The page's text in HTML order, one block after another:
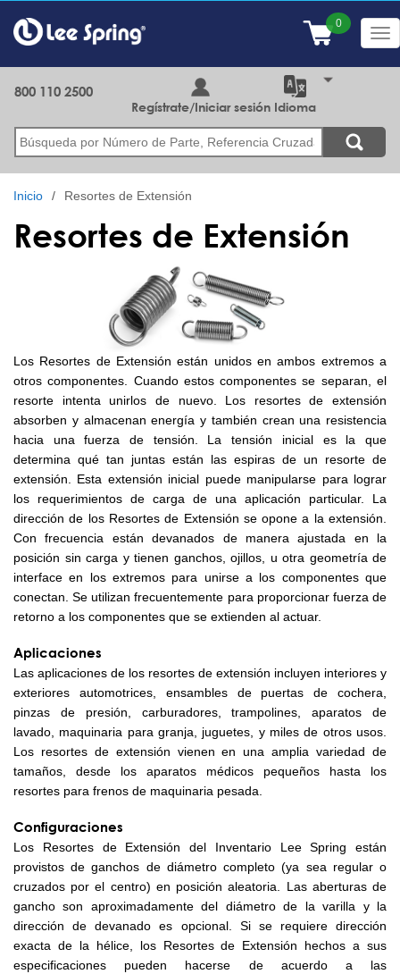
contenido
principal
Buscar
800 110 2500
Regístrate/Iniciar sesiónIdioma
Inicio Resortes de Extensión
Resortes de Extensión
Los Resortes de Extensión están unidos en ambos extremos a
otros componentes. Cuando estos componentes se separan, el
resorte intenta unirlos de nuevo. Los resortes de extensión
absorben y almacenan energía y también crean una resistencia
hacia una fuerza de tensión. La tensión inicial es la que
determina qué tan juntas están las espiras de un resorte de
extensión. Esta extensión inicial puede manipularse para lograr
los requerimientos de carga de una aplicación particular. La
dirección de los Resortes de Extensión se opone a la extensión.
Con frecuencia están devanados de manera ajustada en la
posición sin carga y tienen ganchos, ojillos, u otra geometría de
interface en los extremos para unirse a los componentes que
conectan. Se utilizan frecuentemente para proporcionar fuerza de
retorno a los componentes que se extienden al actuar.
Aplicaciones
Las aplicaciones de los resortes de extensión incluyen interiores y
exteriores automotrices, ensambles de puertas de cochera,
pinzas de presión, carburadores, trampolines, aparatos de
lavado, maquinaria para granja, juguetes, y miles de otros usos.
Los resortes de extensión vienen en una amplia variedad de
tamaños, desde los aparatos médicos pequeños hasta los
resortes para frenos de maquinaria pesada.
Configuraciones
Los Resortes de Extensión del Inventario Lee Spring están
provistos de ganchos de diámetro completo (ya sea regular o
cruzados por el centro) en posición aleatoria. Las aberturas de
gancho son aproximadamente del diámetro de la varilla y la
dirección de devanado es opcional. Si se requiere dirección
exacta de la hélice, los Resortes de Extensión hechos a sus
especificaciones pueden hacerse de acuerdo a las